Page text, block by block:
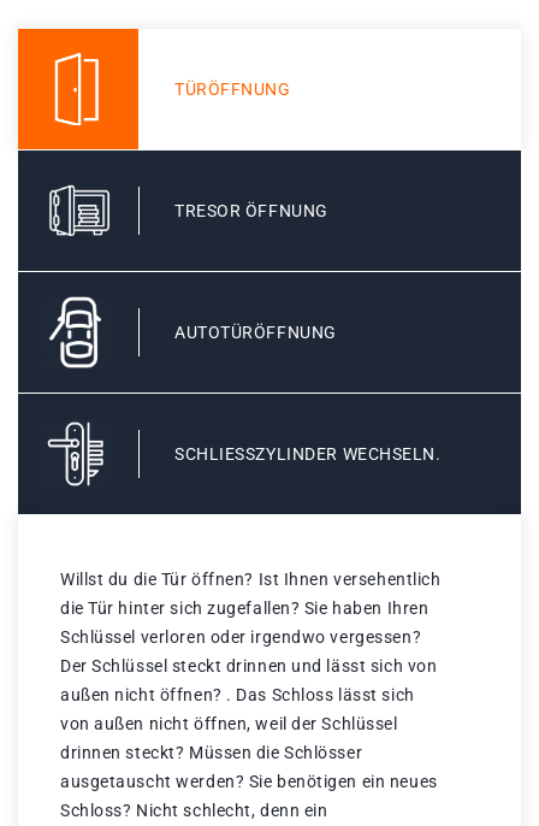
TÜRÖFFNUNG
TRESOR ÖFFNUNG
AUTOTÜRÖFFNUNG
SCHLIESSZYLINDER WECHSELN.
Willst du die Tür öffnen? Ist Ihnen versehentlich
die Tür hinter sich zugefallen? Sie haben Ihren
Schlüssel verloren oder irgendwo vergessen?
Der Schlüssel steckt drinnen und lässt sich von
außen nicht öffnen? . Das Schloss lässt sich
von außen nicht öffnen, weil der Schlüssel
drinnen steckt? Müssen die Schlösser
ausgetauscht werden? Sie benötigen ein neues
Schloss? Nicht schlecht, denn ein